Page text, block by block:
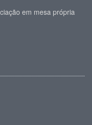
em mesa própria